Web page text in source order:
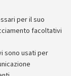
per il suo
facoltativi
sono usati per